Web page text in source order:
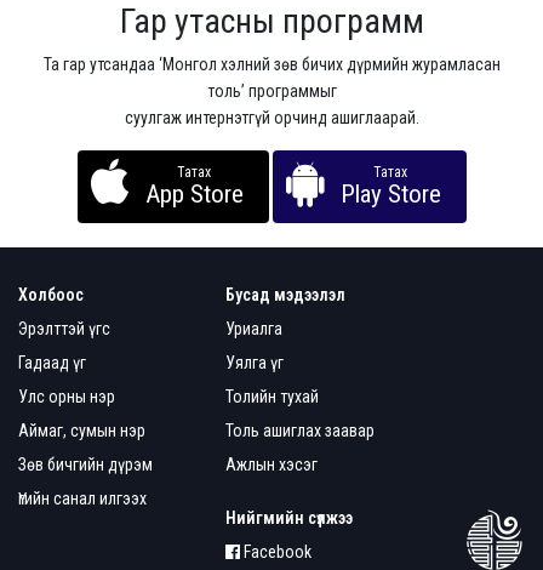
Гар утасны программ
Та гар утсандаа ‘Монгол хэлний зөв бичих дүрмийн журамласан
толь’ программыг
суулгаж интернэтгүй орчинд ашиглаарай.
Татах
App Store
Татах
Play Store
Холбоос
Эрэлттэй үгс
Гадаад үг
Улс орны нэр
Аймаг, сумын нэр
Зөв бичгийн дүрэм
Үгийн санал илгээх
Бусад мэдээлэл
Уриалга
Уялга үг
Толийн тухай
Толь ашиглах заавар
Ажлын хэсэг
Нийгмийн сүлжээ
Facebook